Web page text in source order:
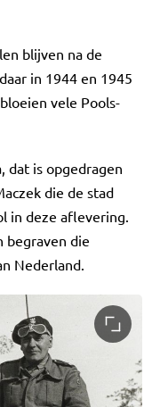
blijven na de
in 1944 en 1945
vele Pools-
dat is opgedragen
die de stad
in deze aflevering.
begraven die
Nederland.